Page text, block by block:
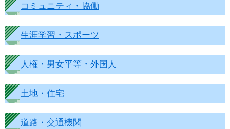
コミュニティ・協働
生涯学習・スポーツ
人権・男女平等・外国人
土地・住宅
道路・交通機関